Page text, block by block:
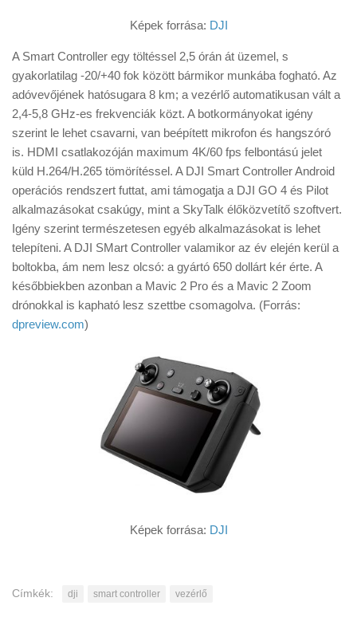
Képek forrása: DJI
A Smart Controller egy töltéssel 2,5 órán át üzemel, s
gyakorlatilag -20/+40 fok között bármikor munkába fogható. Az
adóvevőjének hatósugara 8 km; a vezérlő automatikusan vált a
2,4-5,8 GHz-es frekvenciák közt. A botkormányokat igény
szerint le lehet csavarni, van beépített mikrofon és hangszóró
is. HDMI csatlakozóján maximum 4K/60 fps felbontású jelet
küld H.264/H.265 tömörítéssel. A DJI Smart Controller Android
operációs rendszert futtat, ami támogatja a DJI GO 4 és Pilot
alkalmazásokat csakúgy, mint a SkyTalk élőközvetítő szoftvert.
Igény szerint természetesen egyéb alkalmazásokat is lehet
telepíteni. A DJI SMart Controller valamikor az év elején kerül a
boltokba, ám nem lesz olcsó: a gyártó 650 dollárt kér érte. A
későbbiekben azonban a Mavic 2 Pro és a Mavic 2 Zoom
drónokkal is kapható lesz szettbe csomagolva. (Forrás:
dpreview.com)
Képek forrása: DJI
Címkék: dji smart controller vezérlő